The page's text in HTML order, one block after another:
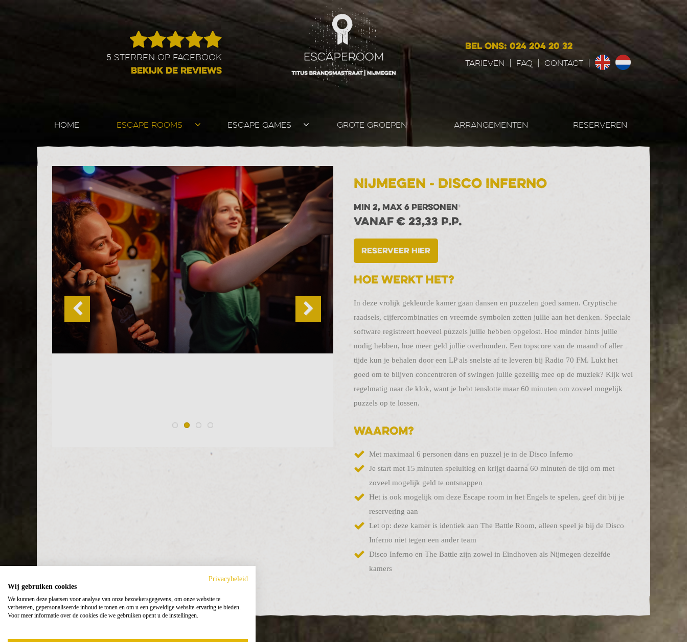
5 STERREN OP FACEBOOK
BEKIJK DE REVIEWS
BEL ONS: 024 204 20 32
Tarieven FAQ CONTACT
HOME ESCAPE ROOMS ESCAPE GAMES GROTE GROEPEN ARRANGEMENTEN RESERVEREN
Nijmegen - Disco Inferno
MIN 2, MAX 6 PERSONEN
VANAF € 23,33 P.P.
Reserveer hier
Hoe werkt het?
In deze vrolijk gekleurde kamer gaan dansen en puzzelen goed samen. Cryptische
raadsels, cijfercombinaties en vreemde symbolen zetten jullie aan het denken. Speciale
software registreert hoeveel puzzels jullie hebben opgelost. Hoe minder hints jullie
nodig hebben, hoe meer geld jullie overhouden. Een topscore van de maand of aller
tijde kun je behalen door een LP als snelste af te leveren bij Radio 70 FM. Lukt het
goed om te blijven concentreren of swingen jullie gezellig mee op de muziek? Kijk wel
regelmatig naar de klok, want je hebt tenslotte maar 60 minuten om zoveel mogelijk
puzzels op te lossen.
Waarom?
Met maximaal 6 personen dans en puzzel je in de Disco Inferno
Je start met 15 minuten speluitleg en krijgt daarna 60 minuten de tijd om met
zoveel mogelijk geld te ontsnappen
Het is ook mogelijk om deze Escape room in het Engels te spelen, geef dit bij je
reservering aan
Let op: deze kamer is identiek aan The Battle Room, alleen speel je bij de Disco
Inferno niet tegen een ander team
Disco Inferno en The Battle zijn zowel in Eindhoven als Nijmegen dezelfde
kamers
Privacybeleid
Wij gebruiken cookies
We kunnen deze plaatsen voor analyse van onze bezoekersgegevens, om onze website te
verbeteren, gepersonaliseerde inhoud te tonen en om u een geweldige website-ervaring te bieden.
Voor meer informatie over de cookies die we gebruiken opent u de instellingen.